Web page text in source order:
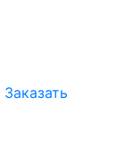
Заказать